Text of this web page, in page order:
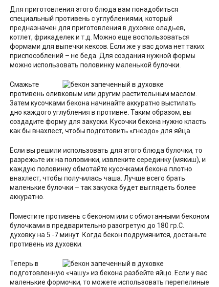
Для приготовления этого блюда вам понадобиться
специальный противень с углублениями, который
предназначен для приготовления в духовке оладьев,
котлет, фрикаделек и т.д. Можно еще воспользоваться
формами для выпечки кексов. Если же у вас дома нет таких
приспособлений – не беда. Для создания нужной формы
можно использовать половинку маленькой булочки.
Смажьте
противень оливковым или другим растительным маслом.
Затем кусочками бекона начинайте аккуратно выстилать
дно каждого углубления в противне. Таким образом, вы
создадите форму для закуски. Кусочки бекона нужно класть
как бы внахлест, чтобы подготовить «гнездо» для яйца.
Если вы решили использовать для этого блюда булочки, то
разрежьте их на половинки, извлеките серединку (мякиш), и
каждую половинку обмотайте кусочками бекона плотно
внахлест, чтобы получилась чаша. Лучше всего брать
маленькие булочки – так закуска будет выглядеть более
аккуратно.
Поместите противень с беконом или с обмотанными беконом
булочками в предварительно разогретую до 180 гр.С.
духовку на 5 -7 минут. Когда бекон подрумянится, достаньте
противень из духовки.
Теперь в
подготовленную «чашу» из бекона разбейте яйцо. Если у вас
маленькие формочки, то можете использовать перепелиные